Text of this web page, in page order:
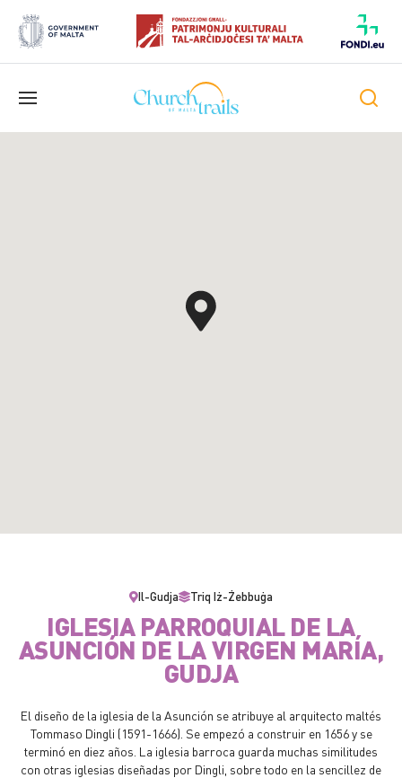
Alternar
navegación
Il-Gudja Triq Iż-Żebbuġa
IGLESIA PARROQUIAL DE LA
ASUNCIÓN DE LA VIRGEN MARÍA,
GUDJA
El diseño de la iglesia de la Asunción se atribuye al arquitecto maltés
Tommaso Dingli (1591-1666). Se empezó a construir en 1656 y se
terminó en diez años. La iglesia barroca guarda muchas similitudes
con otras iglesias diseñadas por Dingli, sobre todo en la sencillez de